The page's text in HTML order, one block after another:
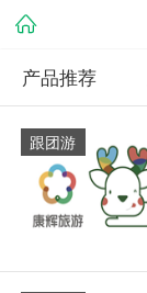
产品推荐
跟团游